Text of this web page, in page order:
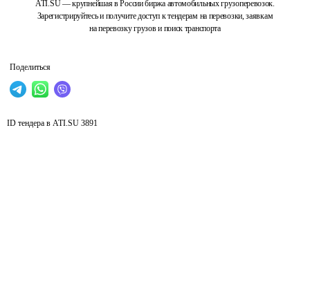
ATI.SU — крупнейшая в России биржа автомобильных грузоперевозок.
Зарегистрируйтесь и получите доступ к тендерам на перевозки, заявкам
на перевозку грузов и поиск транспорта
Поделиться
ID тендера в ATI.SU 3891